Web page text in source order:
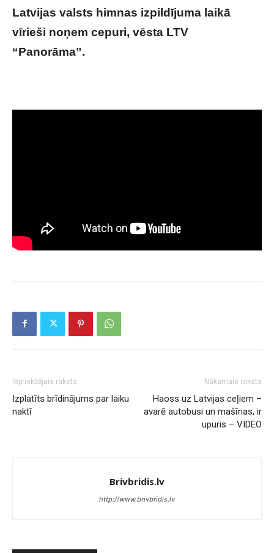
Latvijas valsts himnas izpildījuma laikā
vīrieši noņem cepuri, vēsta LTV
“Panorāma”.
Iepriekšējais raksts
Izplatīts brīdinājums par laiku
naktī
Nākamais raksts
Haoss uz Latvijas ceļiem –
avarē autobusi un mašīnas, ir
upuris – VIDEO
Brivbridis.lv
http://www.brivbridis.lv